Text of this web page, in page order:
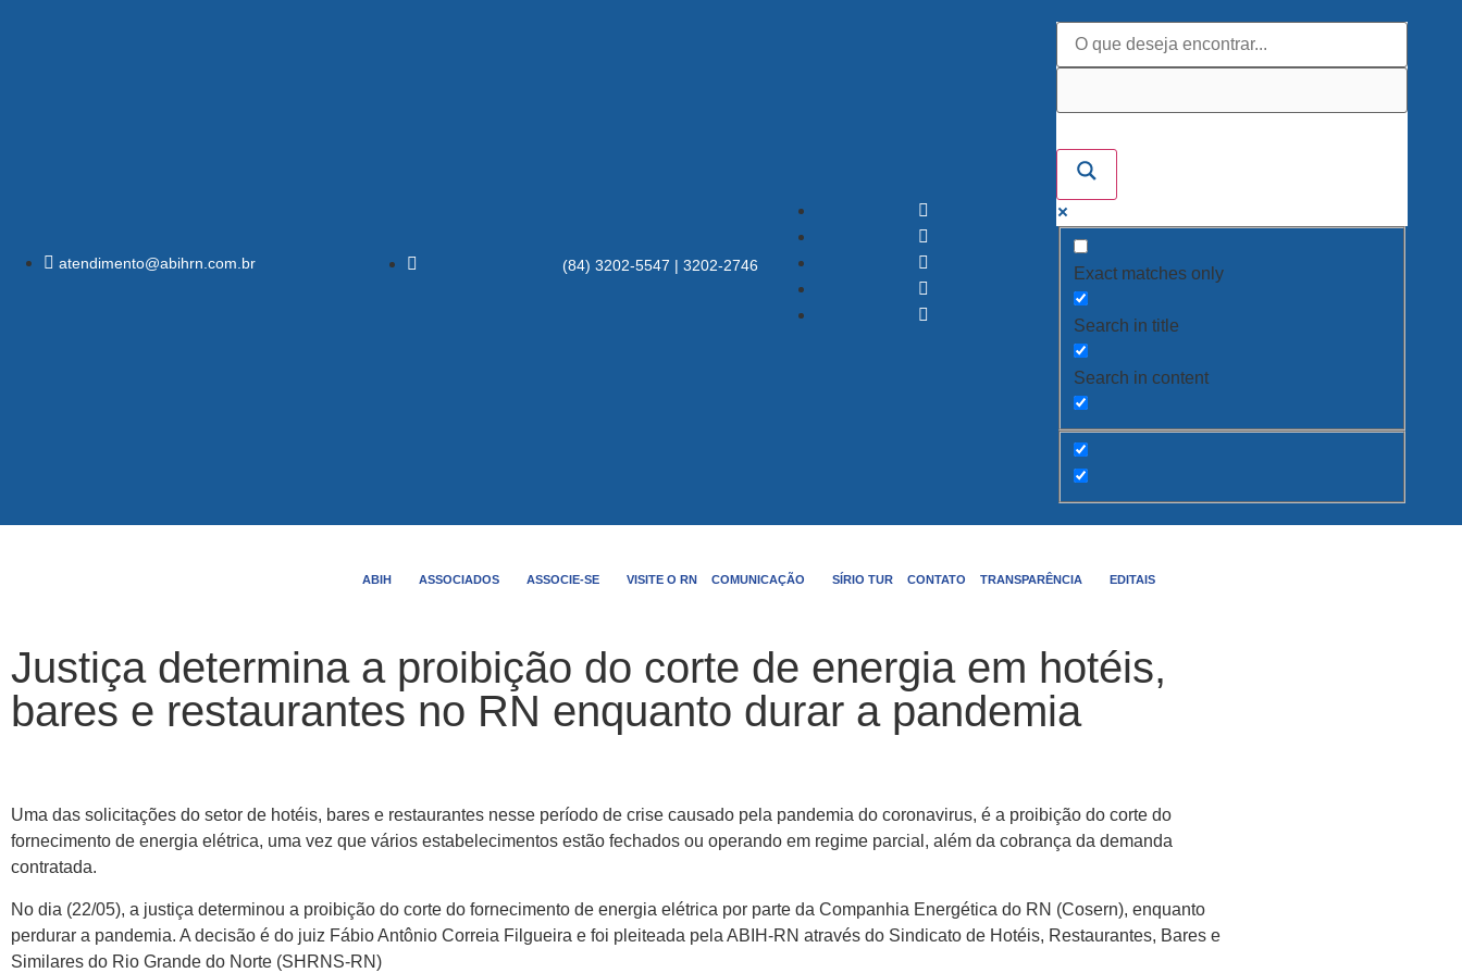
atendimento@abihrn.com.br (84) 3202-5547 | 3202-2746 Exact matches only
Search in title
Search in content
ABIH ASSOCIADOS ASSOCIE-SE VISITE O RN COMUNICAÇÃO SÍRIO TUR CONTATO TRANSPARÊNCIA EDITAIS
Justiça determina a proibição do corte de energia em hotéis,
bares e restaurantes no RN enquanto durar a pandemia
Uma das solicitações do setor de hotéis, bares e restaurantes nesse período de crise causado pela pandemia do coronavirus, é a proibição do corte do
fornecimento de energia elétrica, uma vez que vários estabelecimentos estão fechados ou operando em regime parcial, além da cobrança da demanda
contratada.
No dia (22/05), a justiça determinou a proibição do corte do fornecimento de energia elétrica por parte da Companhia Energética do RN (Cosern), enquanto
perdurar a pandemia. A decisão é do juiz Fábio Antônio Correia Filgueira e foi pleiteada pela ABIH-RN através do Sindicato de Hotéis, Restaurantes, Bares e
Similares do Rio Grande do Norte (SHRNS-RN)